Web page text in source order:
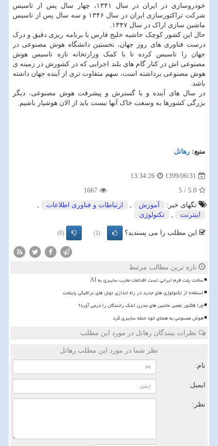
خودروسازی در ایران در سال ۱۳۴۱، چهار سال پس از تاسیس
شرکت تراکتورسازی ایران در سال ۱۳۴۶ و سه سال پس از تاسیس
ماشین سازی اراک در سال ۱۳۴۷.
حال این کشور کوچک حاشیه خلیج فارس با برنامه ریزی دقیق و درک
درست فناوری های روز جهان، نخستین دانشگاه هوش مصنوعی در
جهان را تاسیس کرده تا با کمک وزارتخانه تازه تاسیس هوش
مصنوعی اش در کنار گام های بلند اجرایی که در کشورش در زمینه ی
هوش مصنوعی برداشته است، سهم متفاوت تری از آینده جهان داشته
باشد.
در سال های آینده و با گسترش و پیشرفت هوش مصنوعی، دیگر
بزرگی کشورها به وسعت خاک آنها نیست باید از الان هوشیار باشیم.
منبع: رهاتل
1399/06/31
13:34:26
5.0
/
5
1667
تگهای خبر:
آموزش , ارتباطات و فناوری اطلاعات
,
اینترنت
, تكنولوژی
این مطلب را می پسندید؟ (1)
(0)
تازه ترین مطالب مرتبط
ساخت پلت فرم ایرانی تست اقدامات مخرب سایبری به AI
استفاده از تکنولوژی های جدید در راه اندازی تونل های ترافیکی پایتخت
چرا فاکتور تعمیر ماشین های مدرن اشک رانندگان را درمی آورد؟
هوش مصنوعی به همتای خود حمله سایبری کرد
نظرات بینندگان رهاتل در مورد این مطلب
نظر شما در مورد این مطلب رهاتل
نام:
ایمیل:
نظر: